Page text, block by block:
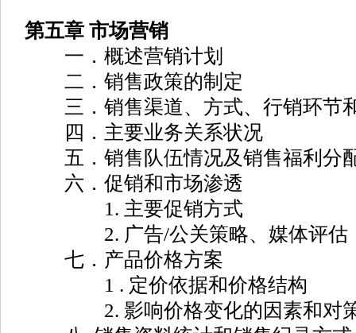
第五章 市场营销
一．概述营销计划
二．销售政策的制定
三．销售渠道、方式、行销环节
四．主要业务关系状况
五．销售队伍情况及销售福利分
六．促销和市场渗透
1. 主要促销方式
2. 广告/公关策略、媒体评估
七．产品价格方案
1 . 定价依据和价格结构
2. 影响价格变化的因素和对